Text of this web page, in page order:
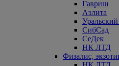
Гавриш
Аэлита
СибСад
СеДек
НК ЛТД
Физалис,